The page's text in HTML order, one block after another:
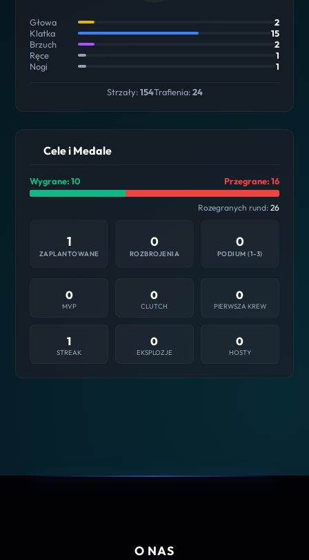
Głowa
2
Klatka
15
Brzuch
2
Ręce
1
Nogi
1
Strzały:154Trafienia:24
Cele i Medale
Wygrane: 10 Przegrane: 16
Rozegranych rund: 26
1
ZAPLANTOWANE
0
ROZBROJENIA
0
PODIUM (1-3)
0
MVP
0
CLUTCH
0
PIERWSZA KREW
1
STREAK
0
EKSPLOZJE
0
HOSTY
O NAS